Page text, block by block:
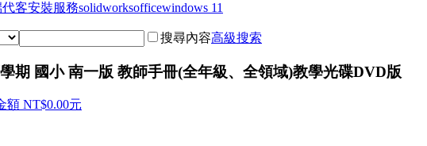
客安裝服務solidworksofficewindows 11
搜尋內容高級搜索
期 國小 南一版 教師手冊(全年級、全領域)教學光碟DVD版
額 NT$0.00元